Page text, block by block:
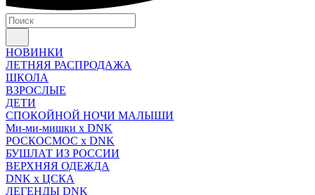
НОВИНКИ
ЛЕТНЯЯ РАСПРОДАЖА
ШКОЛА
ВЗРОСЛЫЕ
ДЕТИ
СПОКОЙНОЙ НОЧИ МАЛЫШИ
Ми-ми-мишки x DNK
РОСКОСМОС x DNK
БУШЛАТ ИЗ РОССИИ
ВЕРХНЯЯ ОДЕЖДА
DNK x ЦСКА
ЛЕГЕНДЫ DNK